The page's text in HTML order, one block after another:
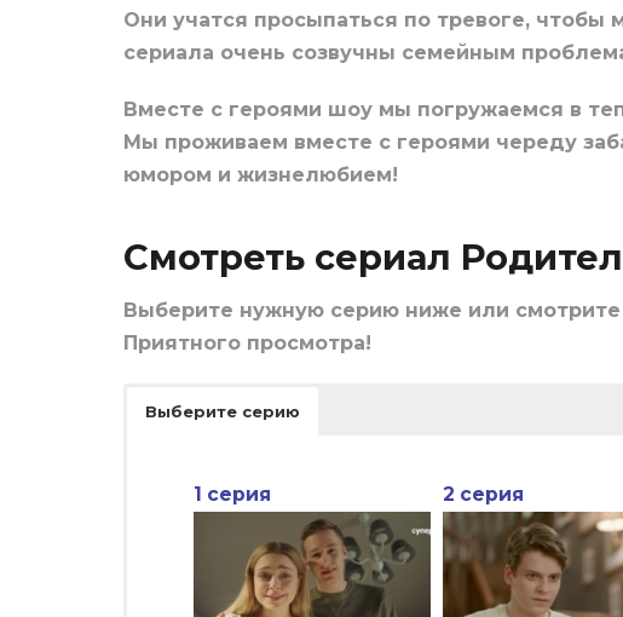
Они учатся просыпаться по тревоге,
сериала очень созвучны семейным
Вместе с героями шоу мы погружаемся в
Мы проживаем вместе с героями череду
юмором и жизнелюбием!
Смотреть сериал
Выберите нужную серию ниже или смотрите
Приятного просмотра!
Выберите серию
1 серия 2 серия